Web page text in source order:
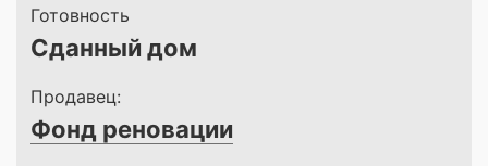
Готовность
Сданный дом
Продавец:
Фонд реновации